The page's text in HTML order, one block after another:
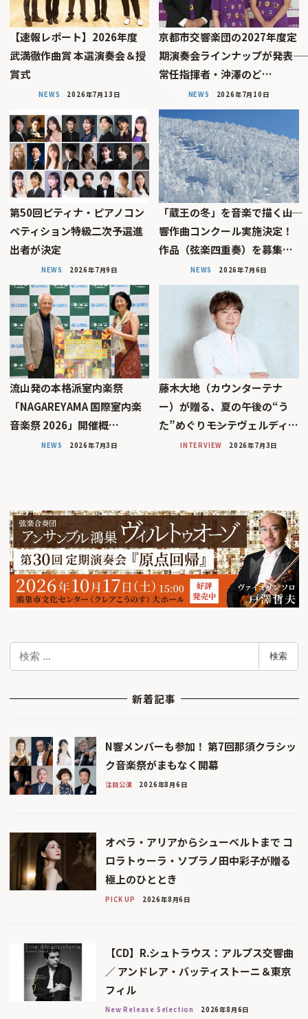
【速報レポート】2026年度
武満徹作曲賞 本選演奏会＆授
賞式
NEWS 2026年7月13日
京都市交響楽団の2027年度定
期演奏会ラインナップが発表――
常任指揮者・沖澤のど…
NEWS 2026年7月10日
第50回ピティナ・ピアノコン
ペティション特級二次予選進
出者が決定
NEWS 2026年7月9日
「蔵王の冬」を音楽で描く――山
響作曲コンクール実施決定！
作品（弦楽四重奏）を募集…
NEWS 2026年7月6日
流山発の本格派室内楽祭
「NAGAREYAMA 国際室内楽
音楽祭 2026」開催概…
NEWS 2026年7月3日
藤木大地（カウンターテナ
ー）が贈る、夏の午後の“う
た”めぐり――モンテヴェルディ…
INTERVIEW 2026年7月3日
検
検索
新着記事
N響メンバーも参加！ 第7回那須クラシッ
ク音楽祭がまもなく開幕
注目公演 2026年8月6日
オペラ・アリアからシューベルトまで コ
ロラトゥーラ・ソプラノ田中彩子が贈る
極上のひととき
PICK UP 2026年8月6日
【CD】R.シュトラウス：アルプス交響曲
／ アンドレア・バッティストーニ＆東京
フィル
New Release Selection 2026年8月6日